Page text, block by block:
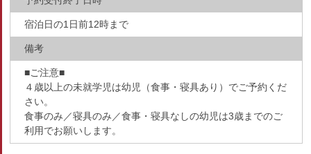
宿泊日の1日前12時まで
備考
■ご注意■
４歳以上の未就学児は幼児（食事・寝具あり）でご予約くだ
さい。
食事のみ／寝具のみ／食事・寝具なしの幼児は3歳までのご
利用でお願いします。